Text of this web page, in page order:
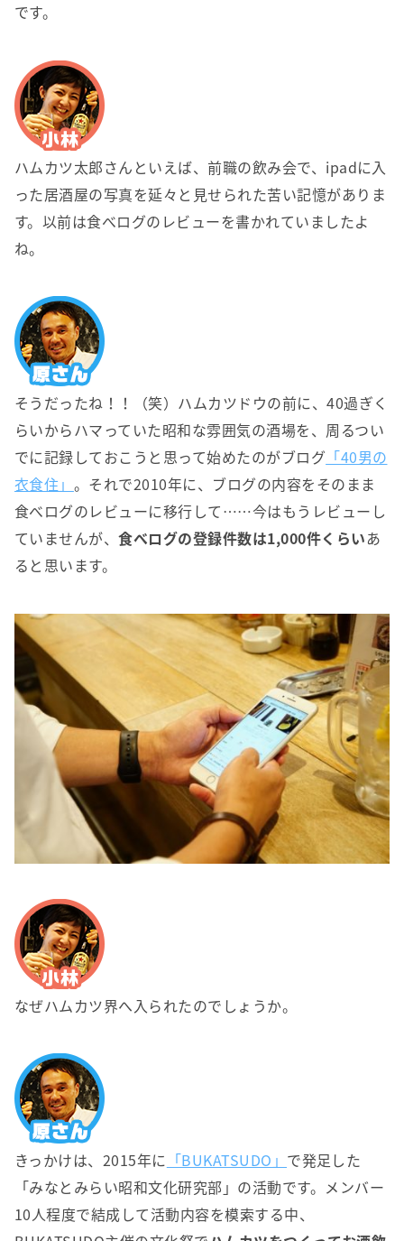
です。
ハムカツ太郎さんといえば、前職の飲み会で、ipadに入
った居酒屋の写真を延々と見せられた苦い記憶がありま
す。以前は食べログのレビューを書かれていましたよ
ね。
そうだったね！！（笑）ハムカツドウの前に、40過ぎく
らいからハマっていた昭和な雰囲気の酒場を、周るつい
でに記録しておこうと思って始めたのがブログ 「40男の
衣食住」 。それで2010年に、ブログの内容をそのまま
食べログのレビューに移行して……今はもうレビューし
ていませんが、食べログの登録件数は1,000件くらいあ
ると思います。
なぜハムカツ界へ入られたのでしょうか。
きっかけは、2015年に 「BUKATSUDO」 で発足した
「みなとみらい昭和文化研究部」の活動です。メンバー
10人程度で結成して活動内容を模索する中、